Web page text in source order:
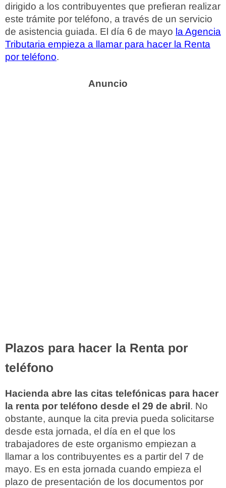
dirigido a los contribuyentes que prefieran realizar
este trámite por teléfono, a través de un servicio
de asistencia guiada. El día 6 de mayo la Agencia
Tributaria empieza a llamar para hacer la Renta
por teléfono.
Plazos para hacer la Renta por
teléfono
Hacienda abre las citas telefónicas para hacer
la renta por teléfono desde el 29 de abril. No
obstante, aunque la cita previa pueda solicitarse
desde esta jornada, el día en el que los
trabajadores de este organismo empiezan a
llamar a los contribuyentes es a partir del 7 de
mayo. Es en esta jornada cuando empieza el
plazo de presentación de los documentos por